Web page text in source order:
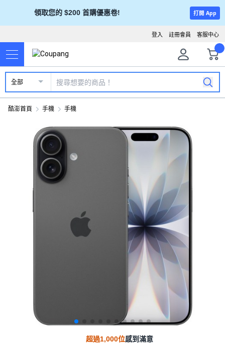
領取您的 $200 首購優惠卷! 打開 App
客服中心
註冊會員
登入
全部
酷澎首頁 手機 手機
超過1,000位感到滿意